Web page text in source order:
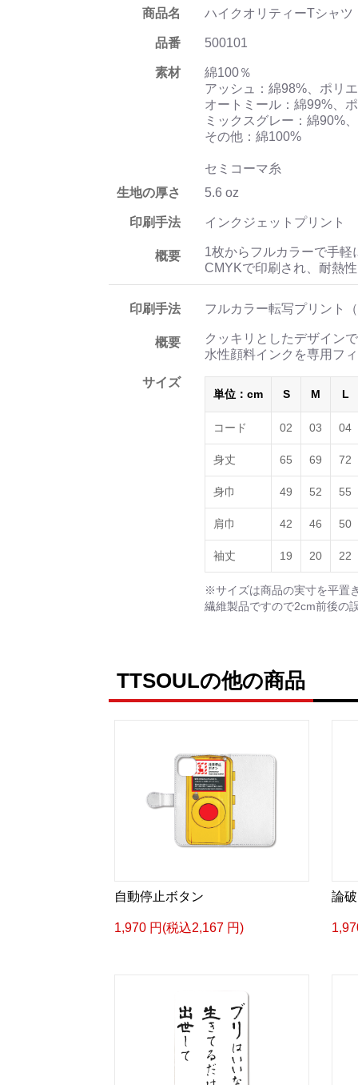
商品名 ハイクオリティーTシャツ
品番 500101
素材
綿100％
アッシュ：綿98%、ポリ
オートミール：綿99%、
ミックスグレー：綿90%
その他：綿100%
セミコーマ糸
生地の厚さ
5.6 oz
印刷手法 インクジェットプリント
概要
1枚からフルカラーで手
CMYKで印刷され、耐熱
印刷手法 フルカラー転写プリント
概要
クッキリとしたデザイン
水性顔料インクを専用フ
サイズ
単位：cm S M L
コード 02 03 04
身丈 65 69 72
身巾 49 52 55
肩巾 42 46 50
袖丈 19 20 22
※サイズは商品の実寸を平置
繊維製品ですので2cm前後の
TTSOULの他の商品
自動停止ボタン
1,970 円(税込2,167 円)
論破